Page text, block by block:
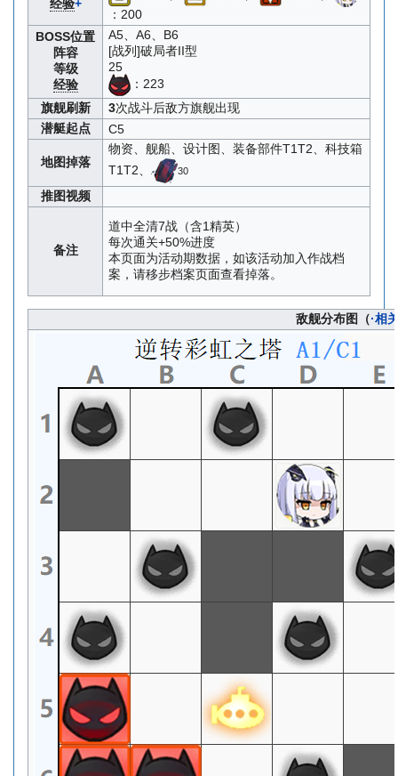
经验+
：200
BOSS位置
阵容
等级
经验
A5、A6、B6
[战列]破局者II型
25
：223
旗舰刷新
3次战斗后敌方旗舰出现
潜艇起点
C5
地图掉落
物资、舰船、设计图、装备部件T1T2、科技箱
T1T2、
30
推图视频
备注
道中全清7战（含1精英）
每次通关+50%进度
本页面为活动期数据，如该活动加入作战档
案，请移步档案页面查看掉落。
敌舰分布图（·相